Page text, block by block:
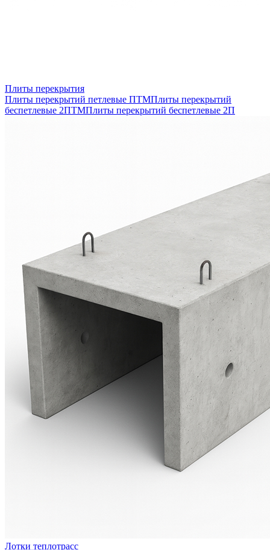
Плиты перекрытия
Плиты перекрытий петлевые ПТМПлиты перекрытий
беспетлевые 2ПТМПлиты перекрытий беспетлевые 2П
Лотки теплотрасс